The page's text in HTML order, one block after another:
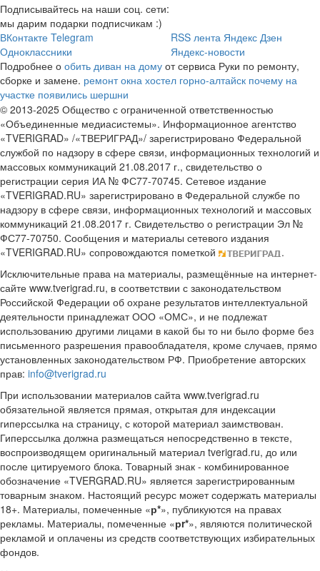
Подписывайтесь на наши соц. сети:
мы дарим подарки подписчикам :)
ВКонтакте Telegram
Одноклассники
RSS лента Яндекс Дзен
Яндекс-новости
Подробнее о обить диван на дому от сервиса Руки по ремонту,
сборке и замене. ремонт окна хостел горно-алтайск почему на
участке появились шершни
© 2013-2025 Общество с ограниченной ответственностью
«Объединенные медиасистемы». Информационное агентство
«TVERIGRAD» /«ТВЕРИГРАД»/ зарегистрировано Федеральной
службой по надзору в сфере связи, информационных технологий и
массовых коммуникаций 21.08.2017 г., свидетельство о
регистрации серия ИА № ФС77-70745. Сетевое издание
«TVERIGRAD.RU» зарегистрировано в Федеральной службе по
надзору в сфере связи, информационных технологий и массовых
коммуникаций 21.08.2017 г. Свидетельство о регистрации Эл №
ФС77-70750. Сообщения и материалы сетевого издания
«TVERIGRAD.RU» сопровождаются пометкой
.
Исключительные права на материалы, размещённые на интернет-
сайте www.tverigrad.ru, в соответствии с законодательством
Российской Федерации об охране результатов интеллектуальной
деятельности принадлежат ООО «ОМС», и не подлежат
использованию другими лицами в какой бы то ни было форме без
письменного разрешения правообладателя, кроме случаев, прямо
установленных законодательством РФ. Приобретение авторских
прав: info@tverigrad.ru
При использовании материалов сайта www.tverigrad.ru
обязательной является прямая, открытая для индексации
гиперссылка на страницу, с которой материал заимствован.
Гиперссылка должна размещаться непосредственно в тексте,
воспроизводящем оригинальный материал tverigrad.ru, до или
после цитируемого блока. Товарный знак - комбинированное
обозначение «TVERGRAD.RU» является зарегистрированным
товарным знаком. Настоящий ресурс может содержать материалы
18+. Материалы, помеченные «р*», публикуются на правах
рекламы. Материалы, помеченные «рr*», являются политической
рекламой и оплачены из средств соответствующих избирательных
фондов.